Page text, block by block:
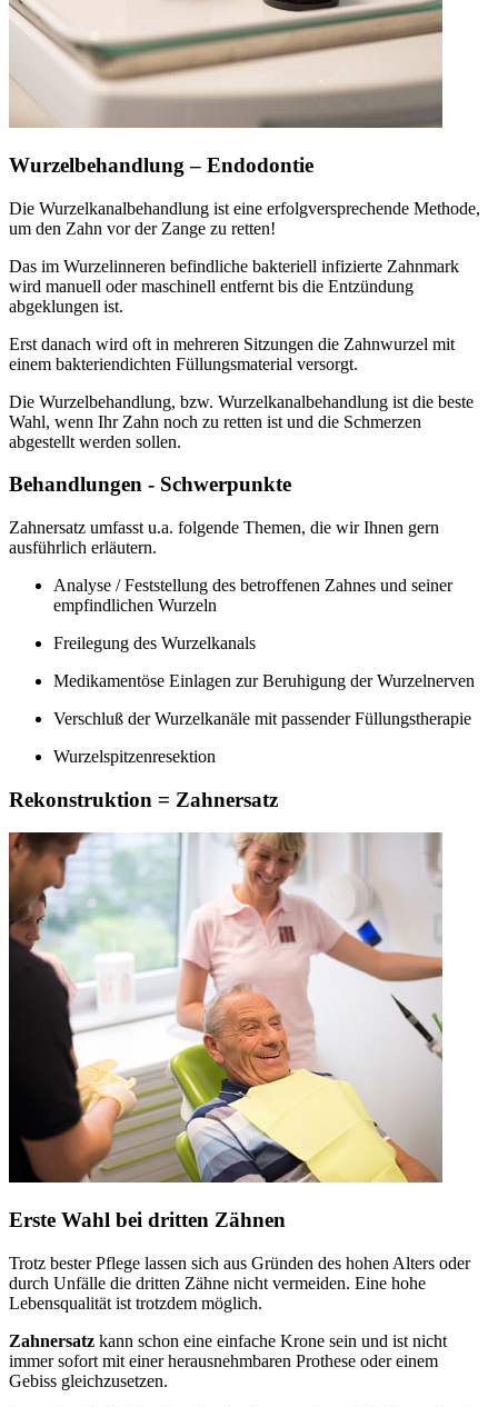
Wurzelbehandlung – Endodontie
Die Wurzelkanalbehandlung ist eine erfolgversprechende Methode,
um den Zahn vor der Zange zu retten!
Das im Wurzelinneren befindliche bakteriell infizierte Zahnmark
wird manuell oder maschinell entfernt bis die Entzündung
abgeklungen ist.
Erst danach wird oft in mehreren Sitzungen die Zahnwurzel mit
einem bakteriendichten Füllungsmaterial versorgt.
Die Wurzelbehandlung, bzw. Wurzelkanalbehandlung ist die beste
Wahl, wenn Ihr Zahn noch zu retten ist und die Schmerzen
abgestellt werden sollen.
Behandlungen - Schwerpunkte
Zahnersatz umfasst u.a. folgende Themen, die wir Ihnen gern
ausführlich erläutern.
Analyse / Feststellung des betroffenen Zahnes und seiner
empfindlichen Wurzeln
Freilegung des Wurzelkanals
Medikamentöse Einlagen zur Beruhigung der Wurzelnerven
Verschluß der Wurzelkanäle mit passender Füllungstherapie
Wurzelspitzenresektion
Rekonstruktion = Zahnersatz
Erste Wahl bei dritten Zähnen
Trotz bester Pflege lassen sich aus Gründen des hohen Alters oder
durch Unfälle die dritten Zähne nicht vermeiden. Eine hohe
Lebensqualität ist trotzdem möglich.
Zahnersatz kann schon eine einfache Krone sein und ist nicht
immer sofort mit einer herausnehmbaren Prothese oder einem
Gebiss gleichzusetzen.